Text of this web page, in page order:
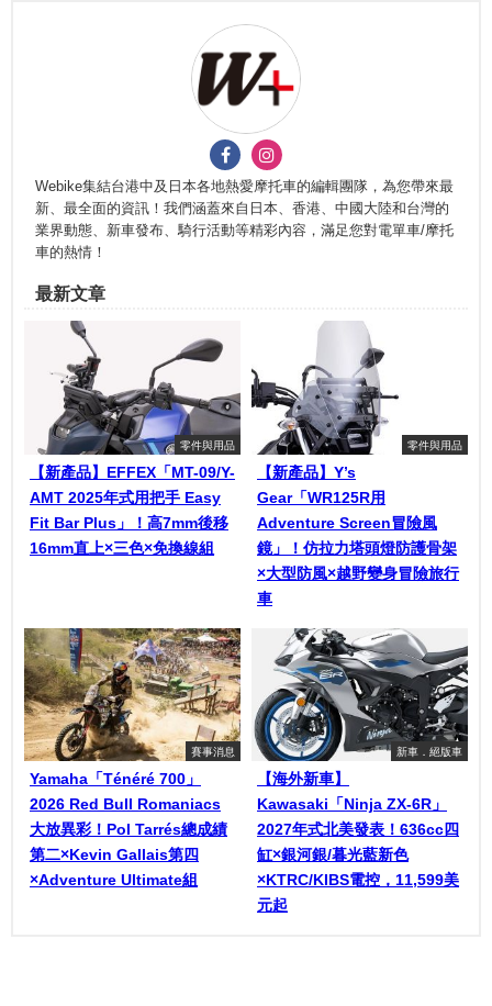
Webike集結台港中及日本各地熱愛摩托車的編輯團隊，為您帶來最
新、最全面的資訊！我們涵蓋來自日本、香港、中國大陸和台灣的
業界動態、新車發布、騎行活動等精彩內容，滿足您對電單車/摩托
車的熱情！
最新文章
零件與用品
【新產品】EFFEX「MT-09/Y-
AMT 2025年式用把手 Easy
Fit Bar Plus」！高7mm後移
16mm直上×三色×免換線組
零件與用品
【新產品】Y’s
Gear「WR125R用
Adventure Screen冒險風
鏡」！仿拉力塔頭燈防護骨架
×大型防風×越野變身冒險旅行
車
賽事消息
Yamaha「Ténéré 700」
2026 Red Bull Romaniacs
大放異彩！Pol Tarrés總成績
第二×Kevin Gallais第四
×Adventure Ultimate組
新車．絕版車
【海外新車】
Kawasaki「Ninja ZX-6R」
2027年式北美發表！636cc四
缸×銀河銀/暮光藍新色
×KTRC/KIBS電控，11,599美
元起